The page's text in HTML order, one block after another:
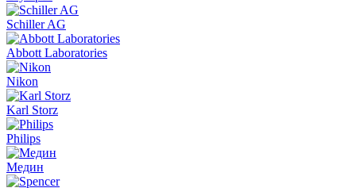
Schiller AG
Abbott Laboratories
Nikon
Karl Storz
Philips
Медин